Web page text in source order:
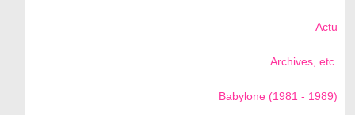
Actu
Archives, etc.
Babylone (1981 - 1989)